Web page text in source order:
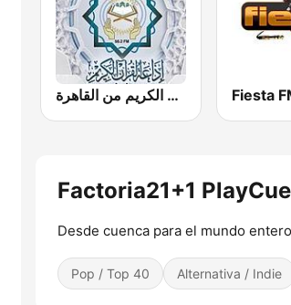
إذاعة القرآن الكريم من القاهرة
Factoria21+1
Desde cuenca para el mundo entero
Pop / Top 40 Alternativa / Indie